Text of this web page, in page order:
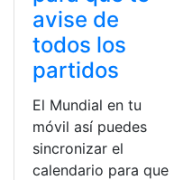
avise de
todos los
partidos
El Mundial en tu
móvil así puedes
sincronizar el
calendario para que